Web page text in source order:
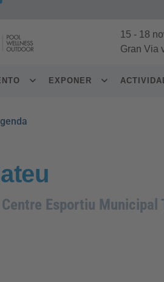
15 - 18
Gran Via
EXPONER
Centre Esportiu Municipal